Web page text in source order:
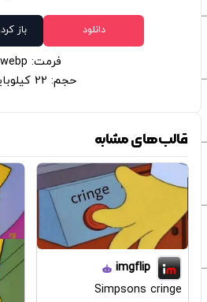
دانلود باز
فرمت: webp
حجم: 22 کیلوبایت
قالب‌های مشابه
imgflip
Simpsons cringe